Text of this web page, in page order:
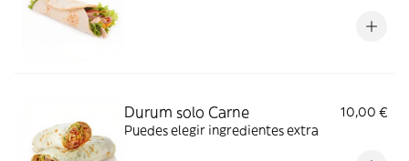
Durum solo Carne
10,00 €
Puedes elegir ingredientes extra